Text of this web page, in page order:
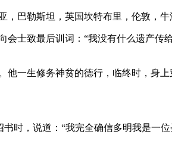
巴勒斯坦，英国坎特布里，伦敦，牛
士致最后训词：“我没有什么遗产
一生修务神贫的德行，临终时，身
时，说道：“我完全确信多明我是一